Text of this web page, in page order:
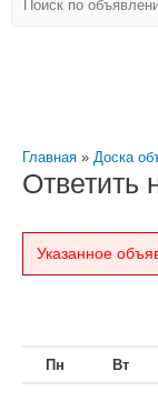
Главная Доска
Ответить
Указанное
Пн Вт